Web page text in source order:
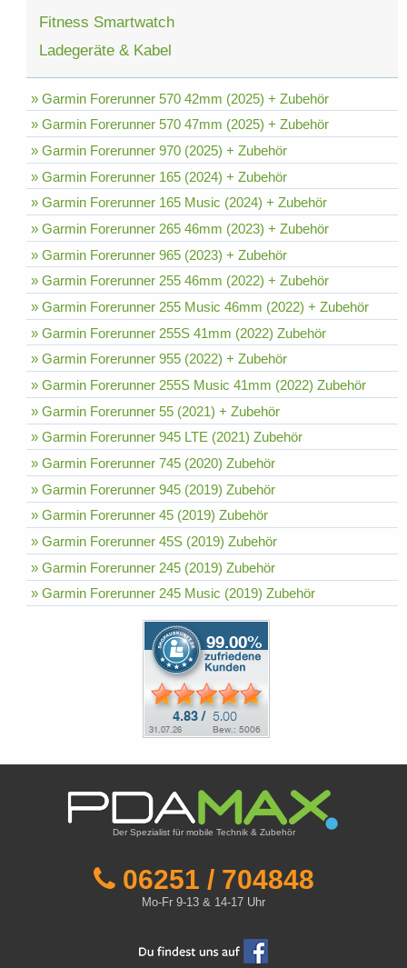
Fitness Smartwatch
Ladegeräte & Kabel
» Garmin Forerunner 570 42mm (2025) + Zubehör
» Garmin Forerunner 570 47mm (2025) + Zubehör
» Garmin Forerunner 970 (2025) + Zubehör
» Garmin Forerunner 165 (2024) + Zubehör
» Garmin Forerunner 165 Music (2024) + Zubehör
» Garmin Forerunner 265 46mm (2023) + Zubehör
» Garmin Forerunner 965 (2023) + Zubehör
» Garmin Forerunner 255 46mm (2022) + Zubehör
» Garmin Forerunner 255 Music 46mm (2022) + Zubehör
» Garmin Forerunner 255S 41mm (2022) Zubehör
» Garmin Forerunner 955 (2022) + Zubehör
» Garmin Forerunner 255S Music 41mm (2022) Zubehör
» Garmin Forerunner 55 (2021) + Zubehör
» Garmin Forerunner 945 LTE (2021) Zubehör
» Garmin Forerunner 745 (2020) Zubehör
» Garmin Forerunner 945 (2019) Zubehör
» Garmin Forerunner 45 (2019) Zubehör
» Garmin Forerunner 45S (2019) Zubehör
» Garmin Forerunner 245 (2019) Zubehör
» Garmin Forerunner 245 Music (2019) Zubehör
Der Spezialist für mobile Technik & Zubehör
06251 / 704848
Mo-Fr 9-13 & 14-17 Uhr